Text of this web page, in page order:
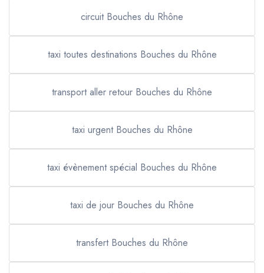
circuit Bouches du Rhône
taxi toutes destinations Bouches du Rhône
transport aller retour Bouches du Rhône
taxi urgent Bouches du Rhône
taxi évènement spécial Bouches du Rhône
taxi de jour Bouches du Rhône
transfert Bouches du Rhône